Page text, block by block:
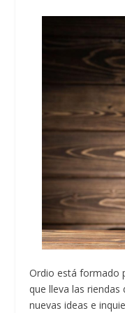
Ordio está formado
que lleva las
nuevas ideas e